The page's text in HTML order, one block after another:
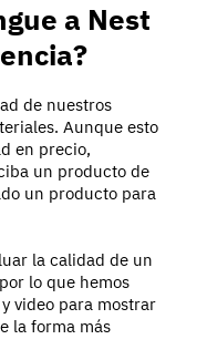
a Nest
de nuestros
Aunque esto
en precio,
un producto de
un producto para
la calidad de un
por lo que hemos
video para mostrar
la forma más